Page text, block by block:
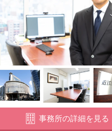
事務所の詳細を見る